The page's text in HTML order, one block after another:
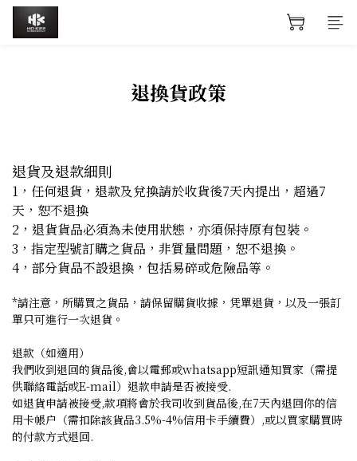
退換貨政策
退貨及退款細則
1，任何退貨，退款及兌換請於收貨後7天內提出，超過7
天，恕不退換
2，退貨貨品必須為未使用狀態，亦須保持原有包裝。
3，指定型號訂購之貨品，非質量問題，恕不退換。
4，部分貨品不設退換，包括易碎或危險品等。
*請注意，所購買之貨品，請保留購貨收據，凭單退貨，以及一張訂
單只可進行一次退貨。
退款（如適用）
我們收到退回的貨品後,會以電郵或whatsapp短訊通知買家（需提
供聯絡電話或E-mail）退款申請是否被接受.
如退貨申請被接受,款項將會於我司收到貨品後,在7天內退回你的信
用卡帳户（需扣除該貨品3.5%-4%信用卡手續費）,或以買家購買時
的付款方式退回.